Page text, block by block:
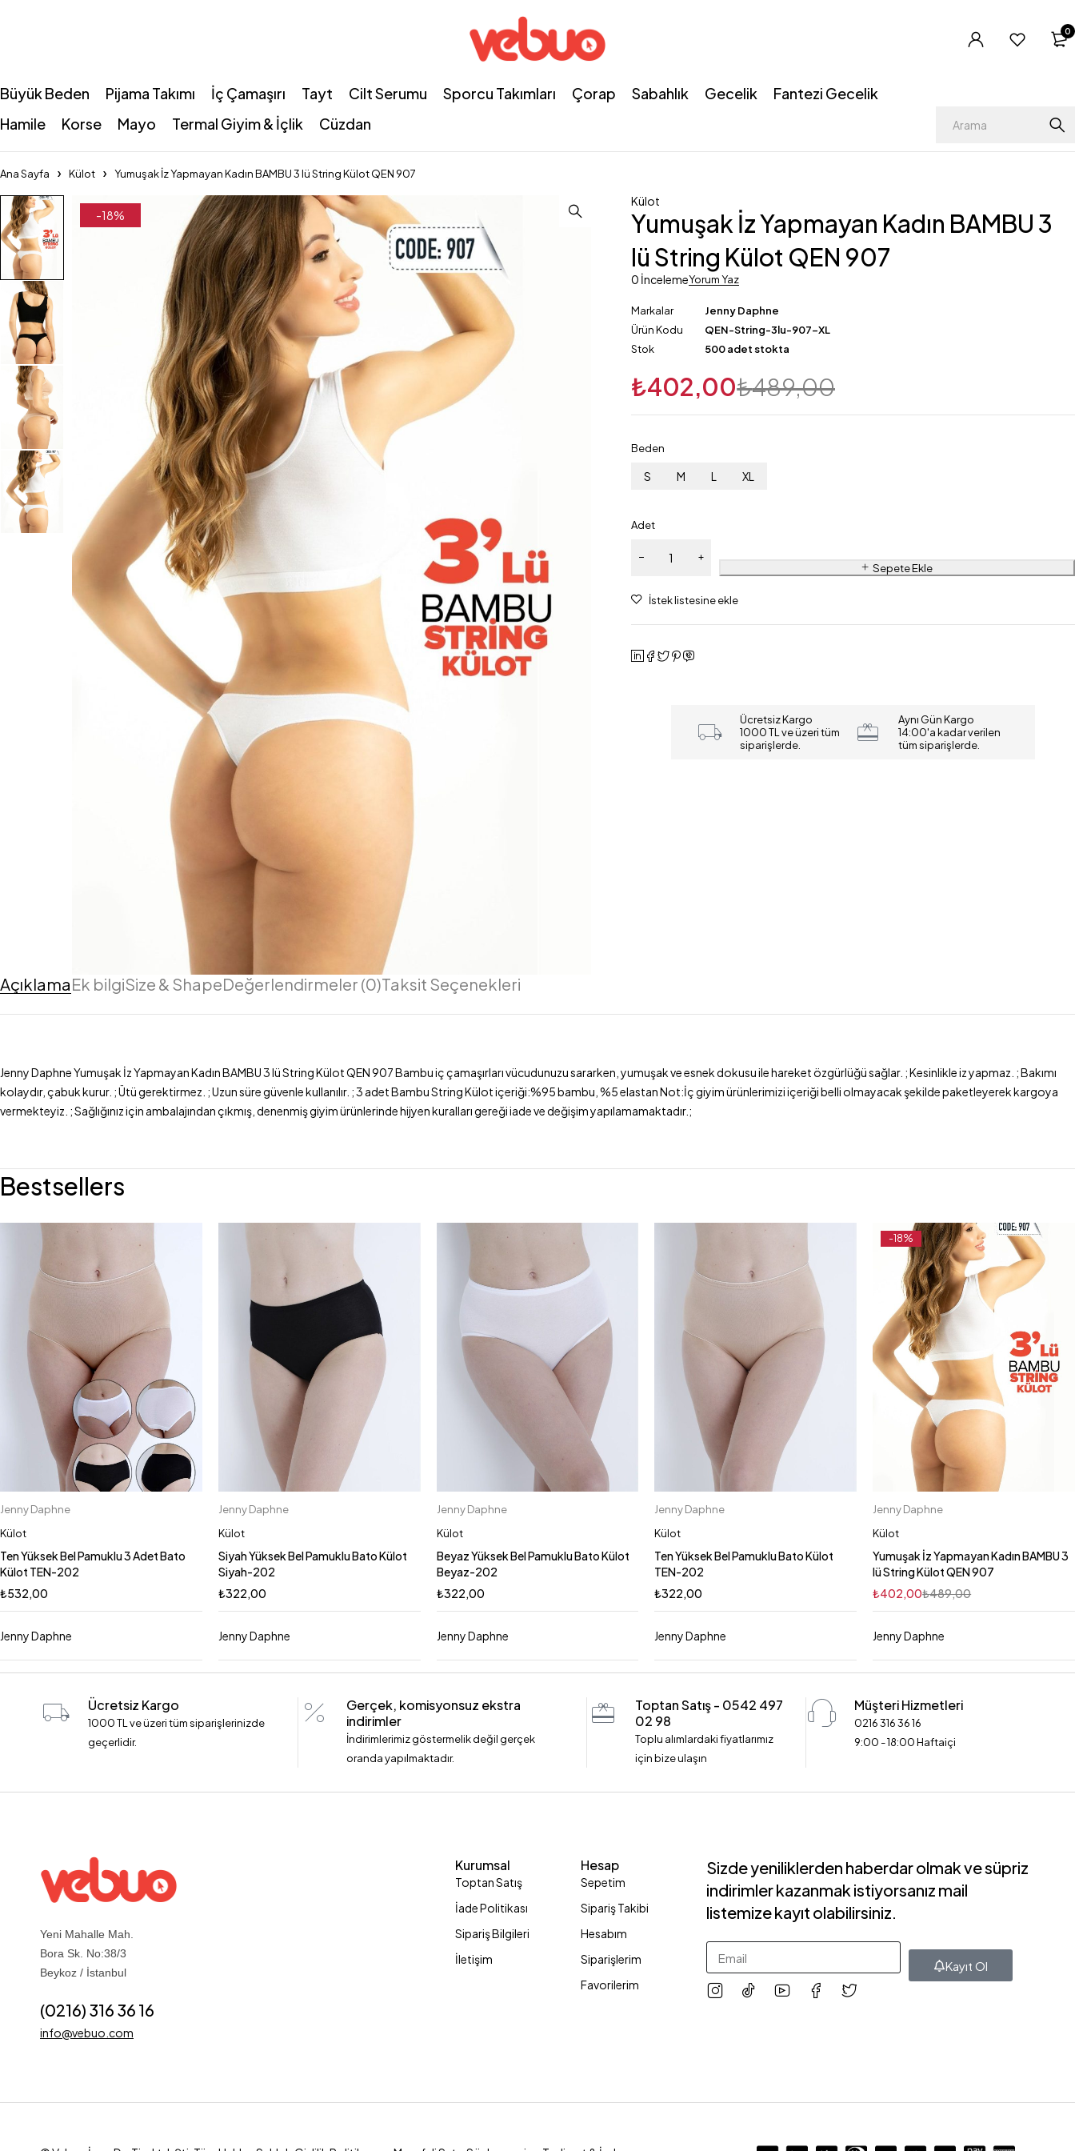
0
Büyük Beden Pijama Takımı İç Çamaşırı Tayt Cilt Serumu Sporcu Takımları Çorap Sabahlık Gecelik
Fantezi Gecelik
Hamile
Korse Mayo Termal Giyim & İçlik Cüzdan
Ana Sayfa Külot Yumuşak İz Yapmayan Kadın BAMBU 3 lü String Külot QEN 907
-18%
Külot
Yumuşak İz Yapmayan Kadın BAMBU 3
lü String Külot QEN 907
0 İncelemeYorum Yaz
Markalar
Jenny Daphne
Ürün Kodu
QEN-String-3lu-907-XL
Stok
500 adet stokta
₺489,00
₺402,00
Beden
S M L XL
Adet
Sepete Ekle
Ücretsiz Kargo
1000 TL ve üzeri tüm
siparişlerde.
Aynı Gün Kargo
14:00'a kadar verilen
tüm siparişlerde.
AçıklamaEk bilgiSize & ShapeDeğerlendirmeler (0)Taksit Seçenekleri
Jenny Daphne Yumuşak İz Yapmayan Kadın BAMBU 3 lü String Külot QEN 907 Bambu iç çamaşırları vücudunuzu sararken, yumuşak ve esnek dokusu ile hareket özgürlüğü sağlar. ; Kesinlikle iz yapmaz. ; Bakımı
kolaydır, çabuk kurur. ; Ütü gerektirmez. ; Uzun süre güvenle kullanılır. ; 3 adet Bambu String Külot içeriği:%95 bambu, %5 elastan Not:İç giyim ürünlerimizi içeriği belli olmayacak şekilde paketleyerek kargoya
vermekteyiz. ; Sağlığınız için ambalajından çıkmış, denenmiş giyim ürünlerinde hijyen kuralları gereği iade ve değişim yapılamamaktadır.;
Bestsellers
L
Jenny Daphne
Külot
Ten Yüksek Bel Pamuklu 3 Adet Bato
Külot TEN-202
₺532,00
Jenny Daphne
Jenny Daphne
Külot
Siyah Yüksek Bel Pamuklu Bato Külot
Siyah-202
₺322,00
Jenny Daphne
Jenny Daphne
Külot
Beyaz Yüksek Bel Pamuklu Bato Külot
Beyaz-202
₺322,00
Jenny Daphne
S
Jenny Daphne
Külot
Ten Yüksek Bel Pamuklu Bato Külot
TEN-202
₺322,00
Jenny Daphne
-18%
Jenny Daphne
Külot
Yumuşak İz Yapmayan Kadın BAMBU 3
lü String Külot QEN 907
₺489,00
₺402,00
Jenny Daphne
Ücretsiz Kargo
1000 TL ve üzeri tüm siparişlerinizde
geçerlidir.
Gerçek, komisyonsuz ekstra
indirimler
İndirimlerimiz göstermelik değil gerçek
oranda yapılmaktadır.
Toptan Satış - 0542 497
02 98
Toplu alımlardaki fiyatlarımız
için bize ulaşın
Müşteri Hizmetleri
0216 316 36 16
9:00 - 18:00 Haftaiçi
Yeni Mahalle Mah.
Bora Sk. No:38/3
Beykoz / İstanbul
(0216) 316 36 16
info@vebuo.com
Kurumsal
Toptan Satış
İade Politikası
Sipariş Bilgileri
İletişim
Hesap
Sepetim
Sipariş Takibi
Hesabım
Siparişlerim
Favorilerim
Sizde yeniliklerden haberdar olmak ve süpriz
indirimler kazanmak istiyorsanız mail
listemize kayıt olabilirsiniz.
Kayıt Ol